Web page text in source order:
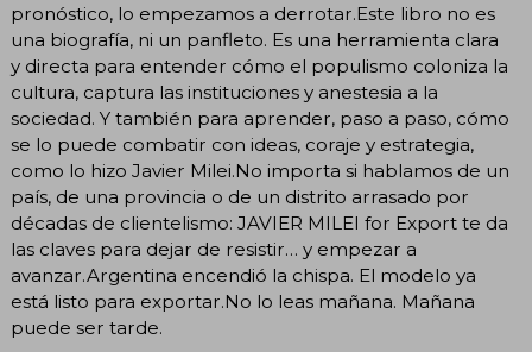
pronóstico, lo empezamos a derrotar.Este libro no es
una biografía, ni un panfleto. Es una herramienta clara
y directa para entender cómo el populismo coloniza la
cultura, captura las instituciones y anestesia a la
sociedad. Y también para aprender, paso a paso, cómo
se lo puede combatir con ideas, coraje y estrategia,
como lo hizo Javier Milei.No importa si hablamos de un
país, de una provincia o de un distrito arrasado por
décadas de clientelismo: JAVIER MILEI for Export te da
las claves para dejar de resistir… y empezar a
avanzar.Argentina encendió la chispa. El modelo ya
está listo para exportar.No lo leas mañana. Mañana
puede ser tarde.